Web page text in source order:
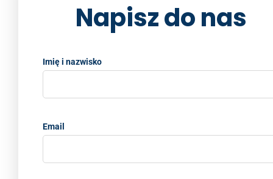
Napisz do nas
Imię i nazwisko
Email